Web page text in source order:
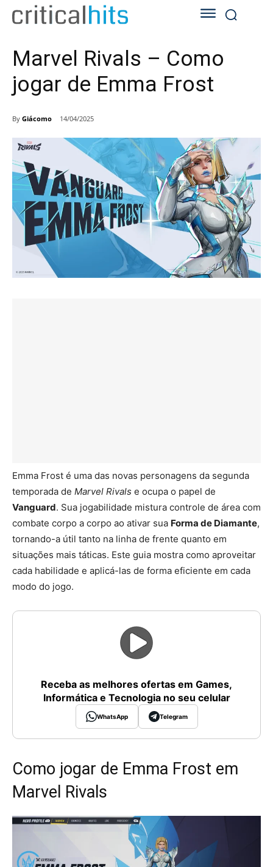
Marvel Rivals – Como
jogar de Emma Frost
By Giácomo 14/04/2025
Emma Frost é uma das novas personagens da segunda
temporada de Marvel Rivals e ocupa o papel de
Vanguard. Sua jogabilidade mistura controle de área com
combate corpo a corpo ao ativar sua Forma de Diamante,
tornando-a útil tanto na linha de frente quanto em
situações mais táticas. Este guia mostra como aproveitar
cada habilidade e aplicá-las de forma eficiente em cada
modo do jogo.
Receba as melhores ofertas em Games,
Informática e Tecnologia no seu celular
WhatsApp Telegram
Como jogar de Emma Frost em
Marvel Rivals